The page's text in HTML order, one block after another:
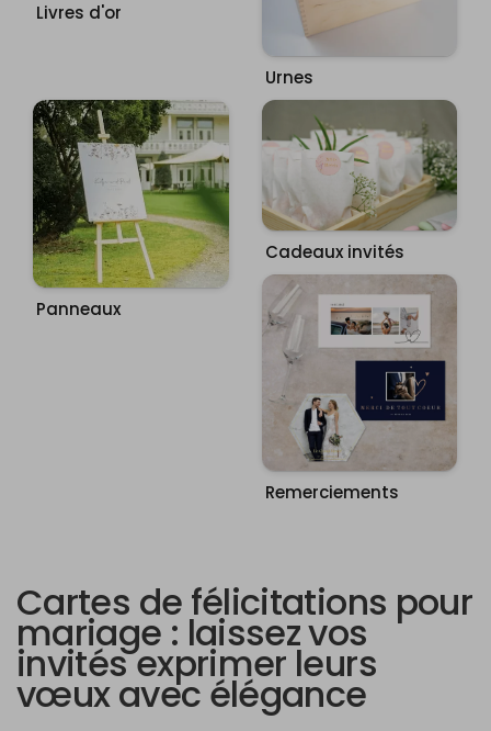
Livres d'or
Urnes
Panneaux
Cadeaux invités
Remerciements
Cartes de félicitations pour
mariage : laissez vos
invités exprimer leurs
vœux avec élégance